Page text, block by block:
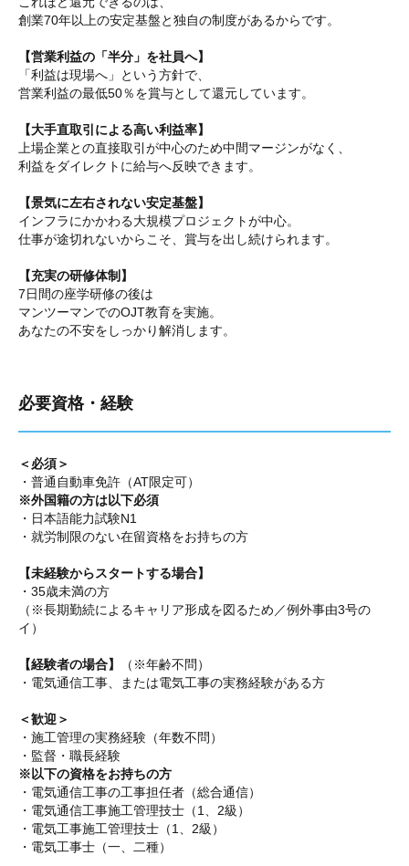
創業70年以上の安定基盤と独自の制度があるからです。
【営業利益の「半分」を社員へ】
「利益は現場へ」という方針で、
営業利益の最低50％を賞与として還元しています。
【大手直取引による高い利益率】
上場企業との直接取引が中心のため中間マージンがなく、
利益をダイレクトに給与へ反映できます。
【景気に左右されない安定基盤】
インフラにかかわる大規模プロジェクトが中心。
仕事が途切れないからこそ、賞与を出し続けられます。
【充実の研修体制】
7日間の座学研修の後は
マンツーマンでのOJT教育を実施。
あなたの不安をしっかり解消します。
必要資格・経験
＜必須＞
・普通自動車免許（AT限定可）
※外国籍の方は以下必須
・日本語能力試験N1
・就労制限のない在留資格をお持ちの方
【未経験からスタートする場合】
・35歳未満の方
（※長期勤続によるキャリア形成を図るため／例外事由3号の
イ）
【経験者の場合】
（※年齢不問）
・電気通信工事、または電気工事の実務経験がある方
＜歓迎＞
・施工管理の実務経験（年数不問）
・監督・職長経験
※以下の資格をお持ちの方
・電気通信工事の工事担任者（総合通信）
・電気通信工事施工管理技士（1、2級）
・電気工事施工管理技士（1、2級）
・電気工事士（一、二種）